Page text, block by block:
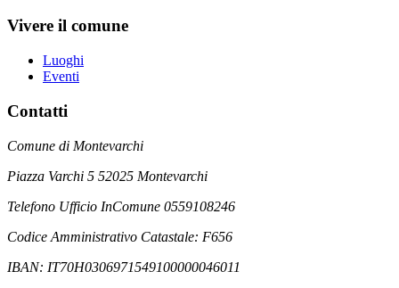
Vivere il comune
Luoghi
Eventi
Contatti
Comune di Montevarchi
Piazza Varchi 5 52025 Montevarchi
Telefono Ufficio InComune 0559108246
Codice Amministrativo Catastale: F656
IBAN: IT70H0306971549100000046011